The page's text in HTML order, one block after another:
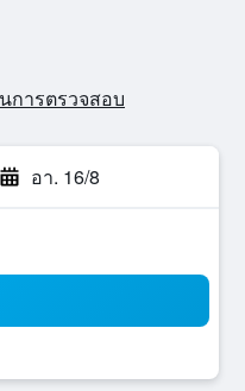
การตรวจสอบ
อา. 16/8